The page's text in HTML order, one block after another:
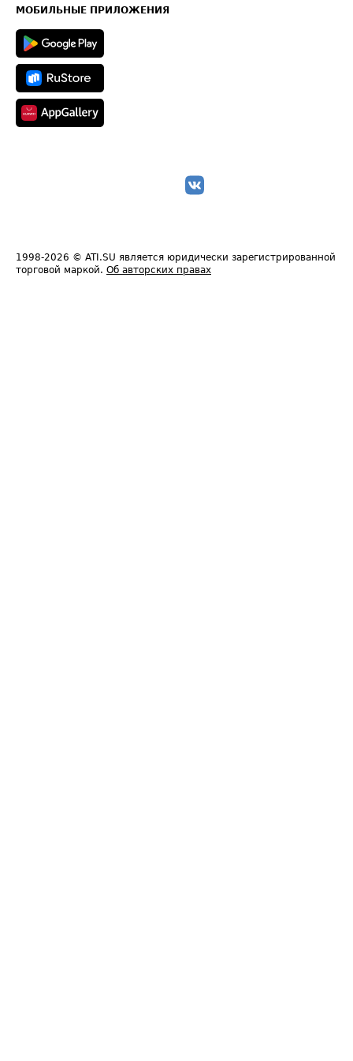
Техническая информация
МОБИЛЬНЫЕ ПРИЛОЖЕНИЯ
1998-2026 © ATI.SU является юридически зарегистрированной
торговой маркой. Об авторских правах